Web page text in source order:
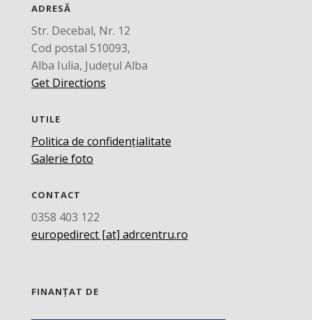
ADRESĂ
Str. Decebal, Nr. 12
Cod postal 510093,
Alba Iulia, Județul Alba
Get Directions
UTILE
Politica de confidențialitate
Galerie foto
CONTACT
0358 403 122
europedirect [at] adrcentru.ro
FINANȚAT DE